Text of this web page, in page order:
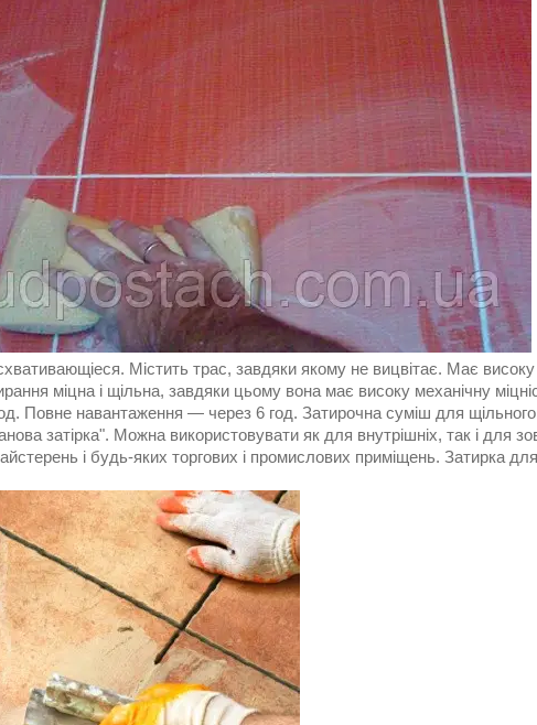
Містить трас, завдяки якому не вицвітає. Має високу
міцна і щільна, завдяки цьому вона має високу механічну
Повне навантаження ― через 6 год. Затирочна суміш для
затірка". Можна використовувати як для внутрішніх, так і для
і будь-яких торгових і промислових приміщень. Затирка